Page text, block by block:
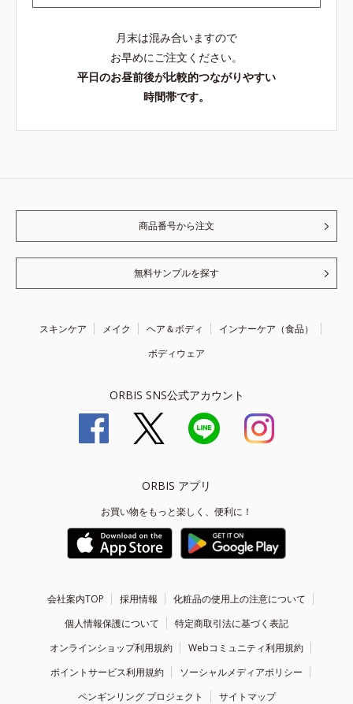
月末は混み合いますので
お早めにご注文ください。
平日のお昼前後が比較的つながりやすい
時間帯です。
商品番号から注文
無料サンプルを探す
スキンケア メイク ヘア＆ボディ
インナーケア（食品）
ボディウェア
ORBIS SNS公式アカウント
ORBIS アプリ
お買い物をもっと楽しく、便利に！
会社案内TOP 採用情報
化粧品の使用上の注意について
個人情報保護について
特定商取引法に基づく表記
オンラインショップ利用規約
Webコミュニティ利用規約
ポイントサービス利用規約
ソーシャルメディアポリシー
ペンギンリング プロジェクト
サイトマップ